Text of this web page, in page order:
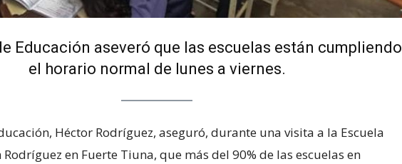
Educación aseveró que las escuelas están cumpliendo
el horario normal de lunes a viernes.
Héctor Rodríguez, aseguró, durante una visita a la Escuela
Rodríguez en Fuerte Tiuna, que más del 90% de las escuelas en